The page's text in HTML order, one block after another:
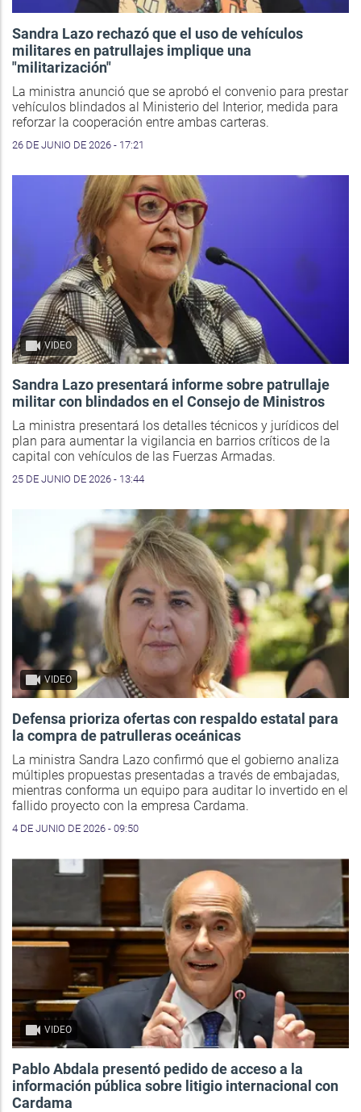
Sandra Lazo rechazó que el uso de vehículos
militares en patrullajes implique una
"militarización"
La ministra anunció que se aprobó el convenio para prestar
vehículos blindados al Ministerio del Interior, medida para
reforzar la cooperación entre ambas carteras.
26 DE JUNIO DE 2026 - 17:21
VIDEO
Sandra Lazo presentará informe sobre patrullaje
militar con blindados en el Consejo de Ministros
La ministra presentará los detalles técnicos y jurídicos del
plan para aumentar la vigilancia en barrios críticos de la
capital con vehículos de las Fuerzas Armadas.
25 DE JUNIO DE 2026 - 13:44
VIDEO
Defensa prioriza ofertas con respaldo estatal para
la compra de patrulleras oceánicas
La ministra Sandra Lazo confirmó que el gobierno analiza
múltiples propuestas presentadas a través de embajadas,
mientras conforma un equipo para auditar lo invertido en el
fallido proyecto con la empresa Cardama.
4 DE JUNIO DE 2026 - 09:50
VIDEO
Pablo Abdala presentó pedido de acceso a la
información pública sobre litigio internacional con
Cardama